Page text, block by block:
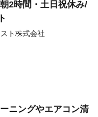
2時間・土日祝休み/
ト株式会社
ニングやエアコン清